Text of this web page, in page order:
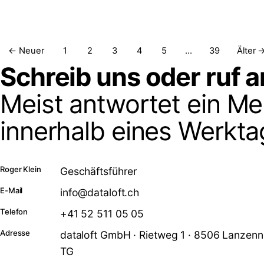
Seitennummerierung
← Neuer 1 2 3 4 5 … 39 Älter
Schreib uns oder ruf
Meist antwortet ein
innerhalb eines
Roger Klein Geschäftsführer
E-Mail info@dataloft.ch
Telefon +41 52 511 05 05
Adresse
dataloft GmbH · Rietweg 1 · 8506
TG